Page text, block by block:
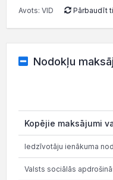
Avots: VID Pārbaudīt
Nodokļu
Kopējie maksājumi
Iedzīvotāju ienākuma
Valsts sociālās